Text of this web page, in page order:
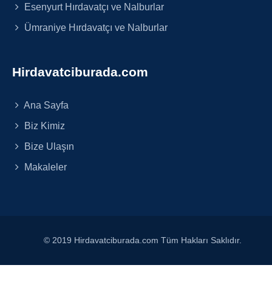
Esenyurt Hırdavatçı ve Nalburlar
Ümraniye Hırdavatçı ve Nalburlar
Hirdavatciburada.com
Ana Sayfa
Biz Kimiz
Bize Ulaşın
Makaleler
© 2019 Hirdavatciburada.com Tüm Hakları Saklıdır.